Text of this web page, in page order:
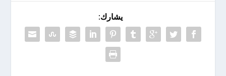
يشارك: